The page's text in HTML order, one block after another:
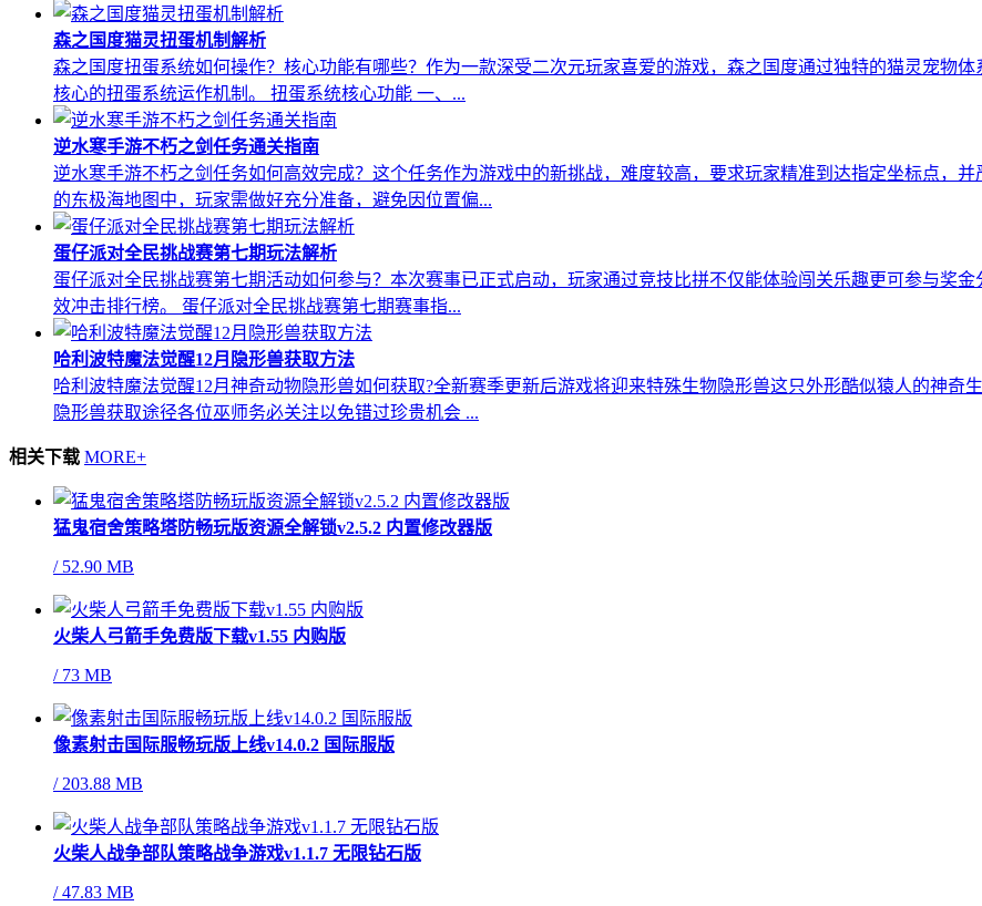
森之国度猫灵扭蛋机制解析
森之国度扭蛋系统如何操作？核心功能有哪些？作为一款深受二次元玩家喜爱的游戏，森之国度通过独特的猫灵宠物
核心的扭蛋系统运作机制。 扭蛋系统核心功能 一、...
逆水寒手游不朽之剑任务通关指南
逆水寒手游不朽之剑任务如何高效完成？这个任务作为游戏中的新挑战，难度较高，要求玩家精准到达指定坐标点，
的东极海地图中，玩家需做好充分准备，避免因位置偏...
蛋仔派对全民挑战赛第七期玩法解析
蛋仔派对全民挑战赛第七期活动如何参与？本次赛事已正式启动，玩家通过竞技比拼不仅能体验闯关乐趣更可参与奖
效冲击排行榜。 蛋仔派对全民挑战赛第七期赛事指...
哈利波特魔法觉醒12月隐形兽获取方法
哈利波特魔法觉醒12月神奇动物隐形兽如何获取?全新赛季更新后游戏将迎来特殊生物隐形兽这只外形酷似猿人的神奇
隐形兽获取途径各位巫师务必关注以免错过珍贵机会 ...
相关下载 MORE+
猛鬼宿舍策略塔防畅玩版资源全解锁v2.5.2 内置修改器版
/52.90 MB
火柴人弓箭手免费版下载v1.55 内购版
/73 MB
像素射击国际服畅玩版上线v14.0.2 国际服版
/203.88 MB
火柴人战争部队策略战争游戏v1.1.7 无限钻石版
/47.83 MB